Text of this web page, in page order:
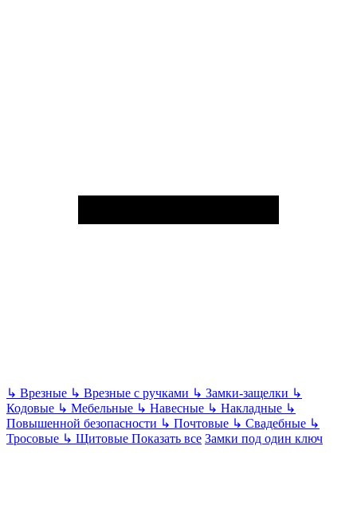
↳ Врезные ↳ Врезные с ручками ↳ Замки-защелки ↳
Кодовые ↳ Мебельные ↳ Навесные ↳ Накладные ↳
Повышенной безопасности ↳ Почтовые ↳ Свадебные ↳
Тросовые ↳ Щитовые Показать все Замки под один ключ